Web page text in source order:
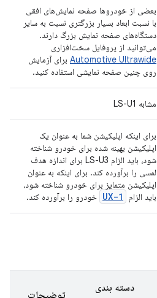
بعضی از خودروها صفحه نمایش‌های افقی
با نسبت ابعاد بسیار بزرگتری نسبت به سایر
دستگاه‌های صفحه نمایش بزرگ دارند.
می‌توانید از پروفایل سخت‌افزاری
Automotive Ultrawide برای آزمایش
روی چنین صفحه نمایشی استفاده کنید.
مشابه LS-U1
برای اینکه اپلیکیشن شما به عنوان یک
اپلیکیشن بهینه شده برای خودرو شناخته
شود، باید الزام LS-U3 برای اندازه هدف
لمسی را برآورده کند. برای اینکه به عنوان
اپلیکیشن متمایز برای خودرو شناخته شود،
باید الزام
UX-1 خودرو را برآورده کند.
دسته بندی
توضیحات